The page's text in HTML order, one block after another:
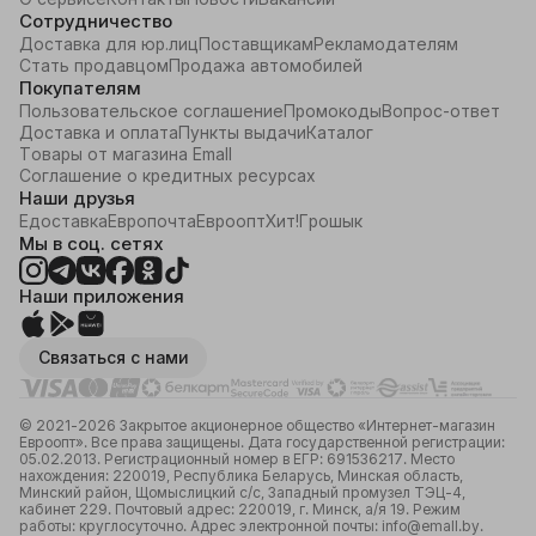
Сотрудничество
Доставка для юр.лицПоставщикамРекламодателям
Стать продавцомПродажа автомобилей
Покупателям
Пользовательское соглашениеПромокодыВопрос-ответ
Доставка и оплатаПункты выдачиКаталог
Товары от магазина Emall
Соглашение о кредитных ресурсах
Наши друзья
ЕдоставкаЕвропочтаЕврооптХит!Грошык
Мы в соц. сетях
Наши приложения
Связаться с нами
© 2021-2026 Закрытое акционерное общество «Интернет-магазин
Евроопт». Все права защищены. Дата государственной регистрации:
05.02.2013. Регистрационный номер в ЕГР: 691536217. Место
нахождения: 220019, Республика Беларусь, Минская область,
Минский район, Щомыслицкий с/с, Западный промузел ТЭЦ-4,
кабинет 229. Почтовый адрес: 220019, г. Минск, а/я 19. Режим
работы: круглосуточно. Адрес электронной почты: info@emall.by.